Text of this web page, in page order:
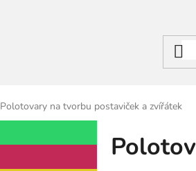
Polotovary na tvorbu postaviček a zvířátek